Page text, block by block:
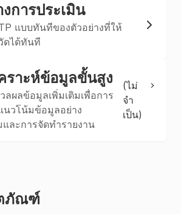
การประเมิน
แบบทันทีของตัวอย่างที่ให้
ดได้ทันที
ราะห์ข้อมูลขั้นสูง
ลผลข้อมูลเพิ่มเติมเพื่อการ
นวโน้มข้อมูลอย่าง
ละการจัดทำรายงาน
(ไม่
จํา
เป็น)
ภัณฑ์